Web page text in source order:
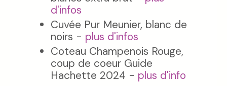
d'infos
Cuvée Pur Meunier, blanc de
noirs - plus d'infos
Coteau Champenois Rouge,
coup de coeur Guide
Hachette 2024 - plus d'info